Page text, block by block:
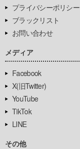
プライバシーポリシー
ブラックリスト
お問い合わせ
メディア
Facebook
X(旧Twitter)
YouTube
TikTok
LINE
その他